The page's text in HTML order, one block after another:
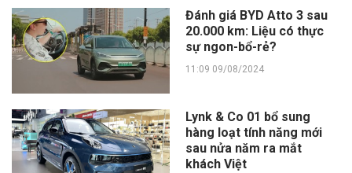
Đánh giá BYD Atto 3 sau
20.000 km: Liệu có thực
sự ngon-bổ-rẻ?
11:09 09/08/2024
Lynk & Co 01 bổ sung
hàng loạt tính năng mới
sau nửa năm ra mắt
khách Việt